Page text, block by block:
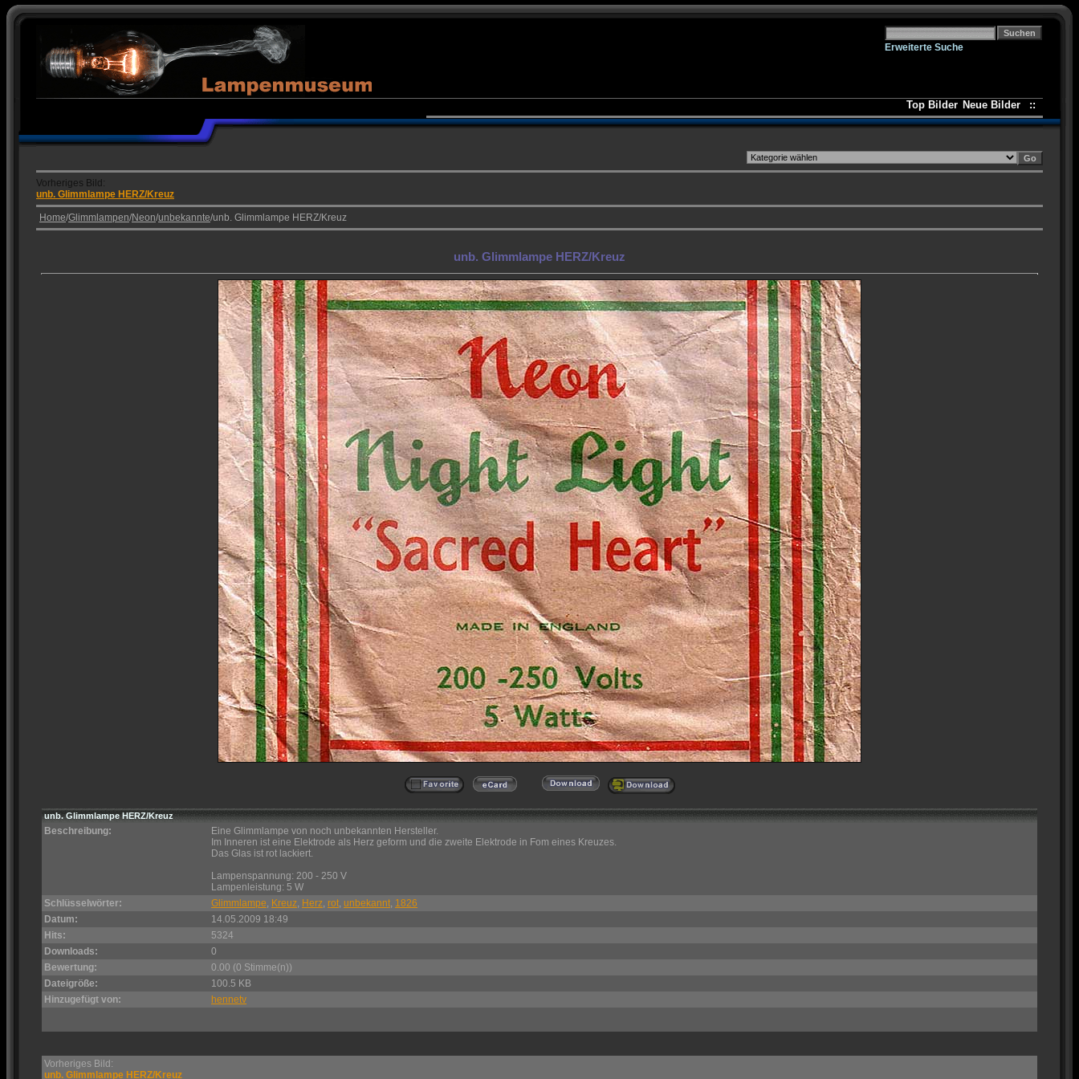
Erweiterte Suche
Top Bilder Neue Bilder ::
Vorheriges Bild:
unb. Glimmlampe HERZ/Kreuz
Home/Glimmlampen/Neon/unbekannte/unb. Glimmlampe HERZ/Kreuz
unb. Glimmlampe HERZ/Kreuz
unb. Glimmlampe HERZ/Kreuz
Beschreibung:
Eine Glimmlampe von noch unbekannten Hersteller.
Im Inneren ist eine Elektrode als Herz geform und die zweite Elektrode in Fom eines Kreuzes.
Das Glas ist rot lackiert.
Lampenspannung: 200 - 250 V
Lampenleistung: 5 W
Schlüsselwörter:
Glimmlampe, Kreuz, Herz, rot, unbekannt, 1826
Datum:
14.05.2009 18:49
Hits:
5324
Downloads:
0
Bewertung:
0.00 (0 Stimme(n))
Dateigröße:
100.5 KB
Hinzugefügt von:
hennetv
Vorheriges Bild:
unb. Glimmlampe HERZ/Kreuz